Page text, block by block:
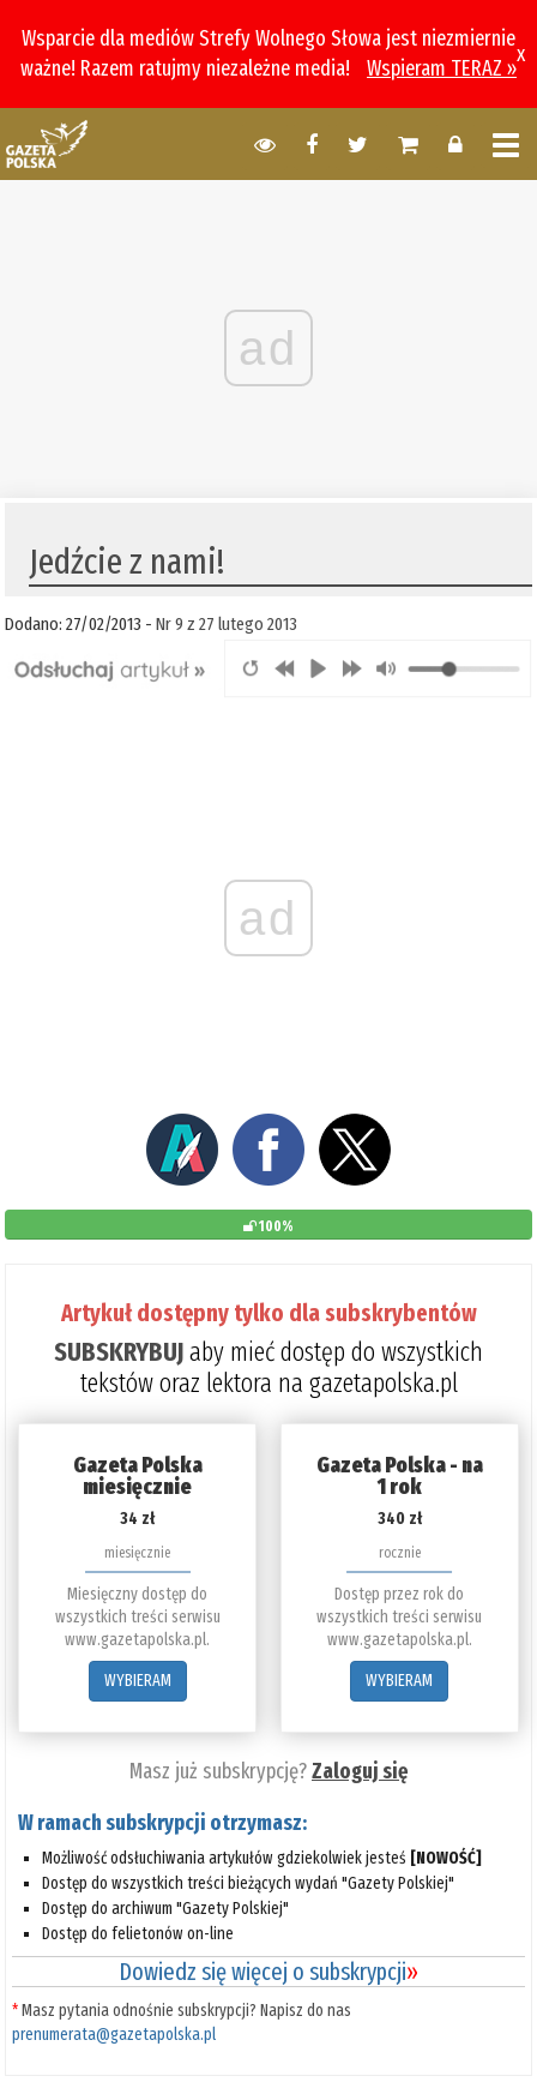
Wsparcie dla mediów Strefy Wolnego Słowa jest niezmiernie
ważne! Razem ratujmy niezależne media!
Wspieram TERAZ »
x
ad
Jedźcie z nami!
Dodano: 27/02/2013 -Nr 9 z 27 lutego 2013
ad
100%
Artykuł dostępny tylko dla subskrybentów
SUBSKRYBUJaby mieć dostęp do wszystkich
tekstów oraz lektora na gazetapolska.pl
Gazeta Polska
miesięcznie
34 zł
miesięcznie
Miesięczny dostęp do
wszystkich treści serwisu
www.gazetapolska.pl.
WYBIERAM
Gazeta Polska - na
1 rok
340 zł
rocznie
Dostęp przez rok do
wszystkich treści serwisu
www.gazetapolska.pl.
WYBIERAM
Masz już subskrypcję?Zaloguj się
W ramach subskrypcji otrzymasz:
Możliwość odsłuchiwania artykułów gdziekolwiek jesteś [NOWOŚĆ]
Dostęp do wszystkich treści bieżących wydań "Gazety Polskiej"
Dostęp do archiwum "Gazety Polskiej"
Dostęp do felietonów on-line
Dowiedz się więcej o subskrypcji»
*Masz pytania odnośnie subskrypcji? Napisz do nas
prenumerata@gazetapolska.pl